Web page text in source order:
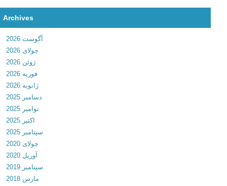
e
v
v
6
.
1
2
0
7
1
Archives
آگوست 2026
جولای 2026
ژوئن 2026
فوریه 2026
ژانویه 2026
دسامبر 2025
نوامبر 2025
سپتامبر 2025
جولای 2020
آوریل 2020
سپتامبر 2019
مارس 2018